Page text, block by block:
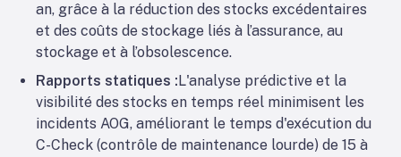
an, grâce à la réduction des stocks excédentaires
et des coûts de stockage liés à l’assurance, au
stockage et à l’obsolescence.
Rapports statiques : L'analyse prédictive et la
visibilité des stocks en temps réel minimisent les
incidents AOG, améliorant le temps d'exécution du
C-Check (contrôle de maintenance lourde) de 15 à